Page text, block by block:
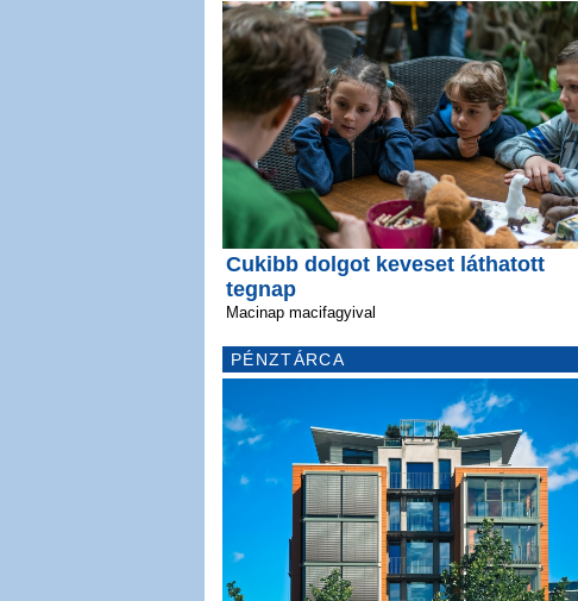
Cukibb dolgot keveset láthatott
tegnap
Macinap macifagyival
PÉNZTÁRCA